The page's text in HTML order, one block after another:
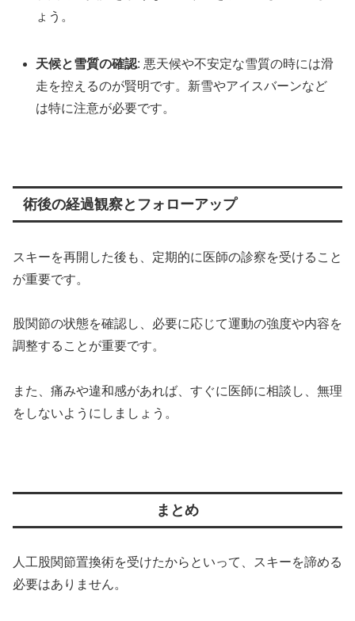
ょう。
天候と雪質の確認: 悪天候や不安定な雪質の時には滑
走を控えるのが賢明です。新雪やアイスバーンなど
は特に注意が必要です。
術後の経過観察とフォローアップ
スキーを再開した後も、定期的に医師の診察を受けること
が重要です。
股関節の状態を確認し、必要に応じて運動の強度や内容を
調整することが重要です。
また、痛みや違和感があれば、すぐに医師に相談し、無理
をしないようにしましょう。
まとめ
人工股関節置換術を受けたからといって、スキーを諦める
必要はありません。